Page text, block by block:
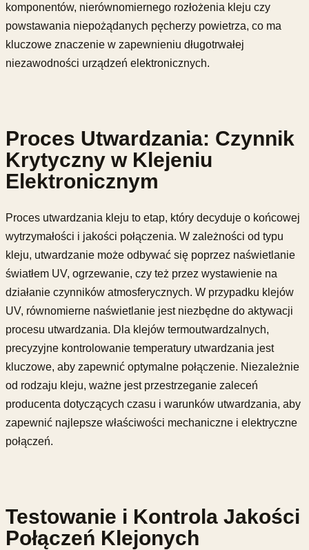
komponentów, nierównomiernego rozłożenia kleju czy
powstawania niepożądanych pęcherzy powietrza, co ma
kluczowe znaczenie w zapewnieniu długotrwałej
niezawodności urządzeń elektronicznych.
Proces Utwardzania: Czynnik
Krytyczny w Klejeniu
Elektronicznym
Proces utwardzania kleju to etap, który decyduje o końcowej
wytrzymałości i jakości połączenia. W zależności od typu
kleju, utwardzanie może odbywać się poprzez naświetlanie
światłem UV, ogrzewanie, czy też przez wystawienie na
działanie czynników atmosferycznych. W przypadku klejów
UV, równomierne naświetlanie jest niezbędne do aktywacji
procesu utwardzania. Dla klejów termoutwardzalnych,
precyzyjne kontrolowanie temperatury utwardzania jest
kluczowe, aby zapewnić optymalne połączenie. Niezależnie
od rodzaju kleju, ważne jest przestrzeganie zaleceń
producenta dotyczących czasu i warunków utwardzania, aby
zapewnić najlepsze właściwości mechaniczne i elektryczne
połączeń.
Testowanie i Kontrola Jakości
Połączeń Klejonych